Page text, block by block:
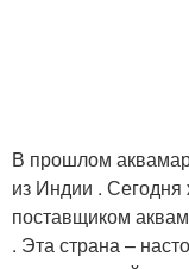
В прошлом
из Индии .
поставщиком
. Эта страна –